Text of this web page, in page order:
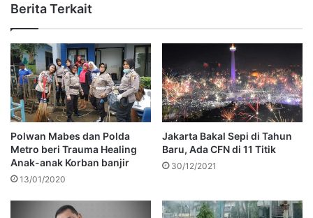
Berita Terkait
Polwan Mabes dan Polda
Metro beri Trauma Healing
Anak-anak Korban banjir
13/01/2020
Jakarta Bakal Sepi di Tahun
Baru, Ada CFN di 11 Titik
30/12/2021